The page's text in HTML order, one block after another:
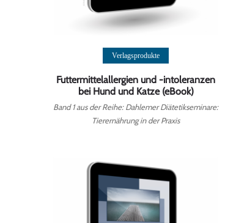
Weiterlesen
Verlagsprodukte
Futtermittelallergien und -intoleranzen
bei Hund und Katze (eBook)
Band 1 aus der Reihe: Dahlemer Diätetikseminare:
Tierernährung in der Praxis